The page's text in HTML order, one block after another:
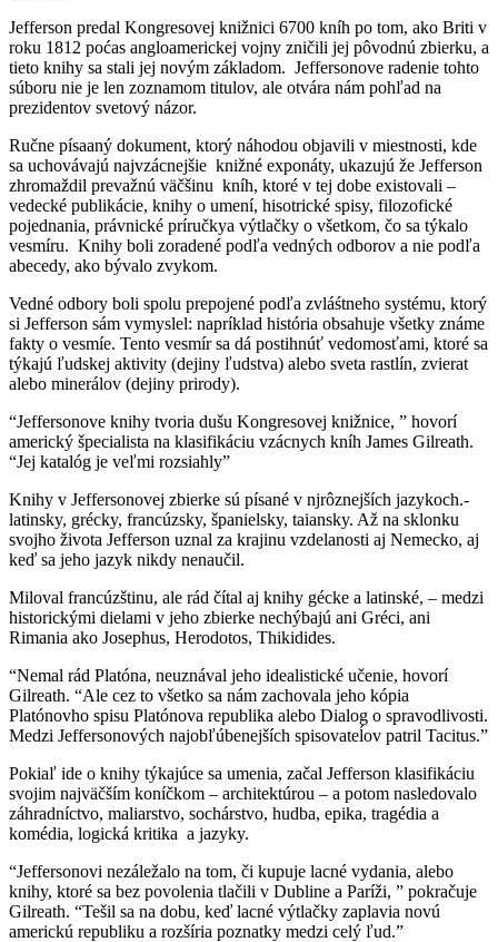
Jefferson predal Kongresovej knižnici 6700 kníh po tom, ako Briti v
roku 1812 poćas angloamerickej vojny zničili jej pôvodnú zbierku, a
tieto knihy sa stali jej novým základom. Jeffersonove radenie tohto
súboru nie je len zoznamom titulov, ale otvára nám pohľad na
prezidentov svetový názor.
Ručne písaaný dokument, ktorý náhodou objavili v miestnosti, kde
sa uchovávajú najvzácnejšie knižné exponáty, ukazujú že Jefferson
zhromaždil prevažnú väčšinu kníh, ktoré v tej dobe existovali –
vedecké publikácie, knihy o umení, hisotrické spisy, filozofické
pojednania, právnické príručkya výtlačky o všetkom, čo sa týkalo
vesmíru. Knihy boli zoradené podľa vedných odborov a nie podľa
abecedy, ako bývalo zvykom.
Vedné odbory boli spolu prepojené podľa zvláśtneho systému, ktorý
si Jefferson sám vymyslel: napríklad história obsahuje všetky známe
fakty o vesmíe. Tento vesmír sa dá postihnúť vedomosťami, ktoré sa
týkajú ľudskej aktivity (dejiny ľudstva) alebo sveta rastlín, zvierat
alebo minerálov (dejiny prirody).
“Jeffersonove knihy tvoria dušu Kongresovej knižnice, ” hovorí
americký špecialista na klasifikáciu vzácnych kníh James Gilreath.
“Jej katalóg je veľmi rozsiahly”
Knihy v Jeffersonovej zbierke sú písané v njrôznejších jazykoch.-
latinsky, grécky, francúzsky, španielsky, taiansky. Až na sklonku
svojho života Jefferson uznal za krajinu vzdelanosti aj Nemecko, aj
keď sa jeho jazyk nikdy nenaučil.
Miloval francúzštinu, ale rád čítal aj knihy gécke a latinské, – medzi
historickými dielami v jeho zbierke nechýbajú ani Gréci, ani
Rimania ako Josephus, Herodotos, Thikidides.
“Nemal rád Platóna, neuznával jeho idealistické učenie, hovorí
Gilreath. “Ale cez to všetko sa nám zachovala jeho kópia
Platónovho spisu Platónova republika alebo Dialog o spravodlivosti.
Medzi Jeffersonových najobľúbenejších spisovateĺov patril Tacitus.”
Pokiaľ ide o knihy týkajúce sa umenia, začal Jefferson klasifikáciu
svojim najväčším koníčkom – architektúrou – a potom nasledovalo
záhradníctvo, maliarstvo, sochárstvo, hudba, epika, tragédia a
komédia, logická kritika a jazyky.
“Jeffersonovi nezáležalo na tom, či kupuje lacné vydania, alebo
knihy, ktoré sa bez povolenia tlačili v Dubline a Paríži, ” pokračuje
Gilreath. “Tešil sa na dobu, keď lacné výtlačky zaplavia novú
americkú republiku a rozšíria poznatky medzi celý ľud.”